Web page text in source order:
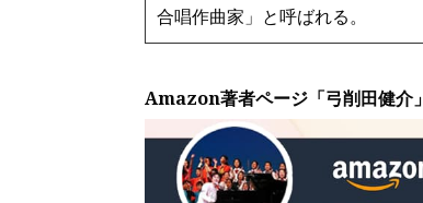
合唱作曲家」と呼ばれる。
Amazon著者ページ「弓削田健介」